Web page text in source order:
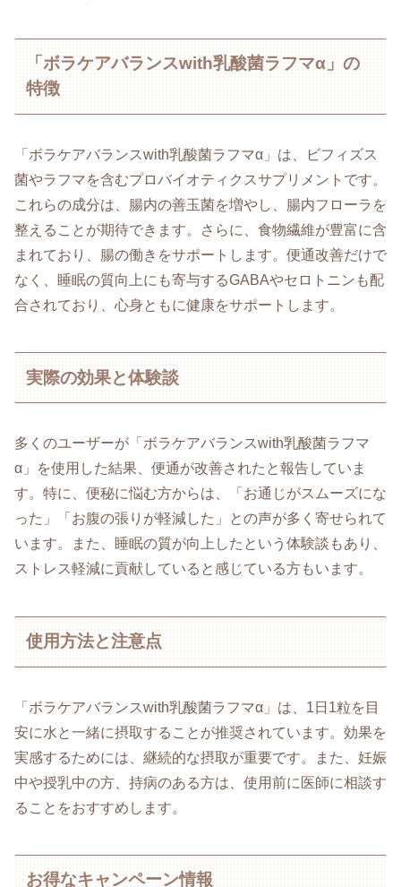
「ボラケアバランスwith乳酸菌ラフマα」の
特徴
「ボラケアバランスwith乳酸菌ラフマα」は、ビフィズス
菌やラフマを含むプロバイオティクスサプリメントです。
これらの成分は、腸内の善玉菌を増やし、腸内フローラを
整えることが期待できます。さらに、食物繊維が豊富に含
まれており、腸の働きをサポートします。便通改善だけで
なく、睡眠の質向上にも寄与するGABAやセロトニンも配
合されており、心身ともに健康をサポートします。
実際の効果と体験談
多くのユーザーが「ボラケアバランスwith乳酸菌ラフマ
α」を使用した結果、便通が改善されたと報告していま
す。特に、便秘に悩む方からは、「お通じがスムーズにな
った」「お腹の張りが軽減した」との声が多く寄せられて
います。また、睡眠の質が向上したという体験談もあり、
ストレス軽減に貢献していると感じている方もいます。
使用方法と注意点
「ボラケアバランスwith乳酸菌ラフマα」は、1日1粒を目
安に水と一緒に摂取することが推奨されています。効果を
実感するためには、継続的な摂取が重要です。また、妊娠
中や授乳中の方、持病のある方は、使用前に医師に相談す
ることをおすすめします。
お得なキャンペーン情報